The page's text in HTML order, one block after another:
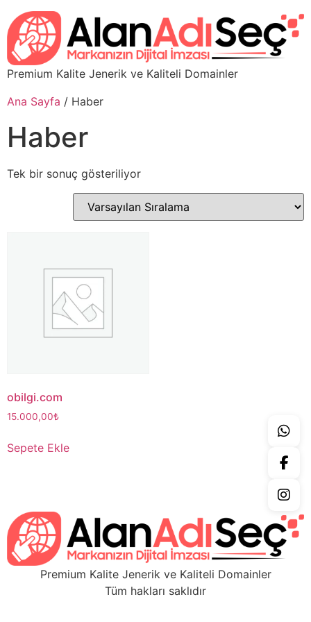
Premium Kalite Jenerik ve Kaliteli Domainler
Ana Sayfa / Haber
Haber
Tek bir sonuç gösteriliyor
obilgi.com
15.000,00₺
Sepete Ekle
Premium Kalite Jenerik ve Kaliteli Domainler
Tüm hakları saklıdır